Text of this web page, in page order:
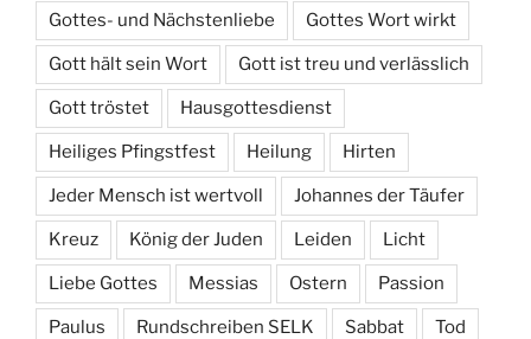
Gottes- und Nächstenliebe Gottes Wort wirkt
Gott hält sein Wort Gott ist treu und verlässlich
Gott tröstet Hausgottesdienst
Heiliges Pfingstfest Heilung Hirten
Jeder Mensch ist wertvoll Johannes der Täufer
Kreuz König der Juden Leiden Licht
Liebe Gottes Messias Ostern Passion
Paulus Rundschreiben SELK Sabbat Tod